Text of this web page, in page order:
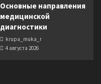
Основные направления
медицинской
диагностики
krupa_muka_r
4 августа 2026